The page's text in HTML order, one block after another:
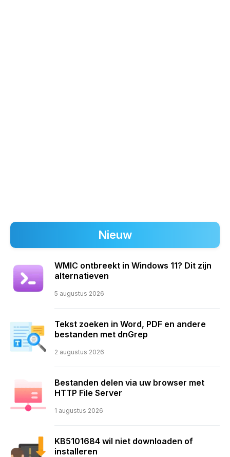
Nieuw
WMIC ontbreekt in Windows 11? Dit zijn
alternatieven
5 augustus 2026
Tekst zoeken in Word, PDF en andere
bestanden met dnGrep
2 augustus 2026
Bestanden delen via uw browser met
HTTP File Server
1 augustus 2026
KB5101684 wil niet downloaden of
installeren